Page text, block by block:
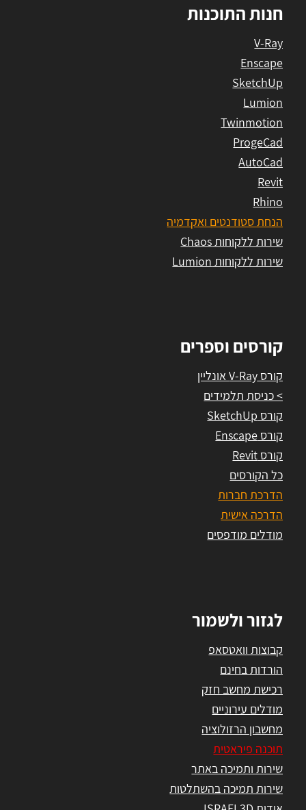
חנות התוכנות
V-Ray
Enscape
SketchUp
Lumion
Twinmotion
ProgeCad
AutoCad
Revit
Rhino
הנחת סטודנטים ואקדמיה
שירות ללקוחות Chaos
שירות ללקוחות Lumion
קורסים וספרים
קורס V-Ray אונליין
> כניסת תלמידים
קורס SketchUp
קורס Enscape
קורס Revit
כל הקורסים
הדרכת חברות
הדרכה אישית
מודלים מודפסים
לגזור ולשמור
קבוצות וואטסאפ
הורדות בחינם
רכישת מחשב חזק
מודלים עירוניים
מחשבון הרזולוציה
תוכנה פיראטית
שירות ותמיכה באתר
שירות תמיכה בהשתלטות